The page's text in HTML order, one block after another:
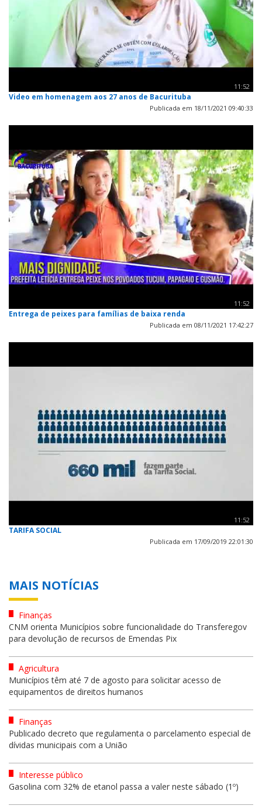
11:52
Video em homenagem aos 27 anos de Bacurituba
Publicada em 18/11/2021 09:40:33
11:52
Entrega de peixes para famílias de baixa renda
Publicada em 08/11/2021 17:42:27
11:52
TARIFA SOCIAL
Publicada em 17/09/2019 22:01:30
MAIS NOTÍCIAS
Finanças
CNM orienta Municípios sobre funcionalidade do Transferegov
para devolução de recursos de Emendas Pix
Agricultura
Municípios têm até 7 de agosto para solicitar acesso de
equipamentos de direitos humanos
Finanças
Publicado decreto que regulamenta o parcelamento especial de
dívidas municipais com a União
Interesse público
Gasolina com 32% de etanol passa a valer neste sábado (1º)